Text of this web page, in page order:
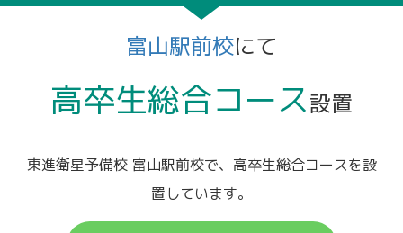
富山駅前校にて
高卒生総合コース設置
東進衛星予備校 富山駅前校で、高卒生総合コースを設
置しています。